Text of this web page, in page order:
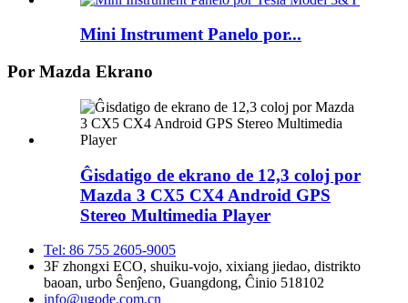
Mini Instrument Panelo por...
Por Mazda Ekrano
Ĝisdatigo de ekrano de 12,3 coloj por
Mazda 3 CX5 CX4 Android GPS
Stereo Multimedia Player
Tel: 86 755 2605-9005
3F zhongxi ECO, shuiku-vojo, xixiang jiedao, distrikto
baoan, urbo Ŝenĵeno, Guangdong, Ĉinio 518102
info@ugode.com.cn